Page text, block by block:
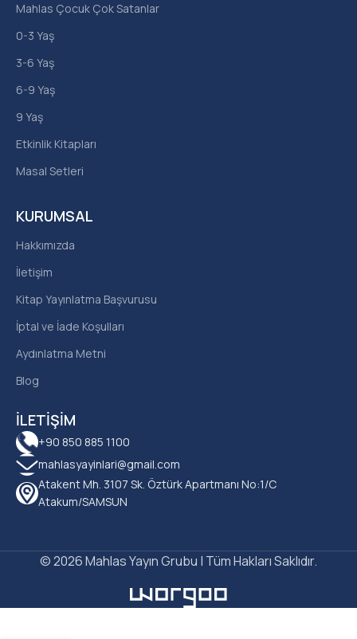
İLETIŞIM
+90 850 885 1100
mahlasyayinlari@gmail.com
Atakent Mh. 3107 Sk. Öztürk Apartmanı No:1/C
Atakum/SAMSUN
KURUMSAL
Hakkımızda
İletişim
Kitap Yayınlatma Başvurusu
İptal ve İade Koşulları
Aydınlatma Metni
Blog
Mahlas Çocuk Çok Satanlar
0-3 Yaş
3-6 Yaş
6-9 Yaş
9 Yaş
Etkinlik Kitapları
Masal Setleri
© 2026 Mahlas Yayın Grubu | Tüm Hakları Saklıdır.